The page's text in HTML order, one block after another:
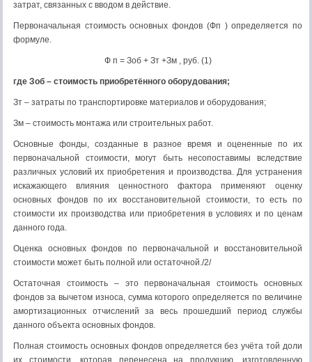
затрат, связанных с вводом в действие.
Первоначальная стоимость основных фондов (Фп ) определяется по
формуле.
Ф п = Зоб + Зт +Зм , руб. (1)
где Зоб – стоимость приобретённого оборудования;
Зт – затраты по транспортировке материалов и оборудования;
Зм – стоимость монтажа или строительных работ.
Основные фонды, созданные в разное время и оцененные по их
первоначальной стоимости, могут быть несопоставимы вследствие
различных условий их приобретения и производства. Для устранения
искажающего влияния ценностного фактора применяют оценку
основных фондов по их восстановительной стоимости, то есть по
стоимости их производства или приобретения в условиях и по ценам
данного года.
Оценка основных фондов по первоначальной и восстановительной
стоимости может быть полной или остаточной./2/
Остаточная стоимость – это первоначальная стоимость основных
фондов за вычетом износа, сумма которого определяется по величине
амортизационных отчислений за весь прошедший период службы
данного объекта основных фондов.
Полная стоимость основных фондов определяется без учёта той доли
их стоимости, которая перенесена на продукцию, изготовленную